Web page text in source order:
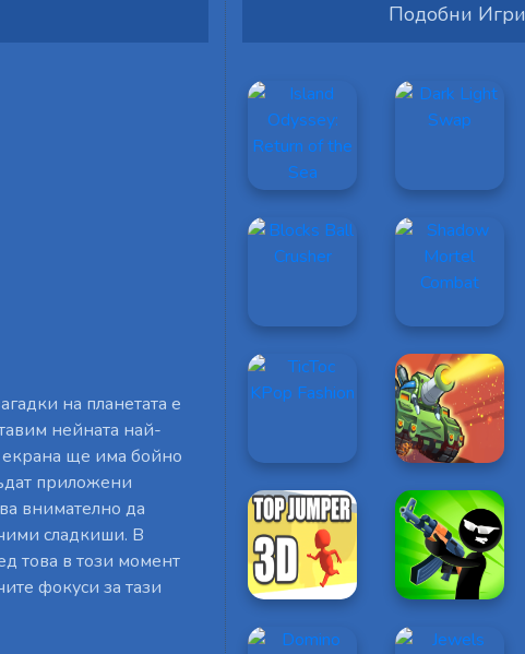
на планетата е
нейната най-
ще има бойно
приложени
внимателно да
сладкиши. В
това в този момент
фокуси за тази
Подобни Игри